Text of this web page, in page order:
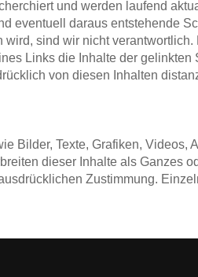
und werden laufend
eventuell daraus entstehende
sind wir nicht
Links die Inhalte der
von diesen Inhalten
Bilder, Texte, Grafiken, Videos,
dieser Inhalte als Ganzes
Zustimmung.